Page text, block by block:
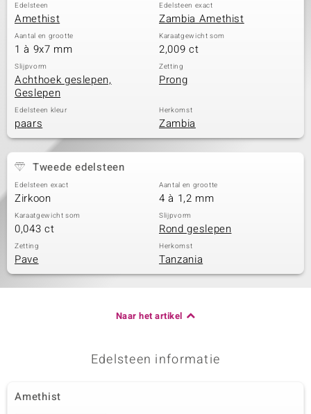
Edelsteen
Amethist
Edelsteen exact
Zambia Amethist
Aantal en grootte
1 à 9x7 mm
Karaatgewicht som
2,009 ct
Slijpvorm
Achthoek geslepen,
Geslepen
Zetting
Prong
Edelsteen kleur
paars
Herkomst
Zambia
Tweede edelsteen
Edelsteen exact
Zirkoon
Aantal en grootte
4 à 1,2 mm
Karaatgewicht som
0,043 ct
Slijpvorm
Rond geslepen
Zetting
Pave
Herkomst
Tanzania
Naar het artikel
Edelsteen informatie
Amethist